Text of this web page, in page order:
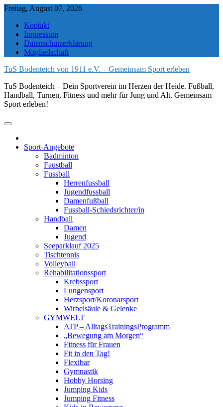
Skip
content
Freitag, August 07, 2026
Kontakt
Impressum
Datenschutzerklärung
Mitgliedschaft
TuS Bodenteich von 1911 e.V. – Gemeinsam Sport erleben
TuS Bodenteich – Dein Sportverein im Herzen der Heide. Fußball,
Handball, Turnen, Fitness und mehr für Jung und Alt. Gemeinsam
Sport erleben!
Sport-Angebote
Badminton
Faustball
Fussball
Herrenfussball
Jugendfussball
Damenfußball
Fussball-Schiedsrichter/in
Handball
Damen
Jugend
Seeparklauf 2025
Tischtennis
Volleyball
Rehabilitationssport
Krebssport
Lungensport
Herzsport/Koronarsport
Wirbelsäule & Gelenke
GYMWELT
ATP – AlltagsTrainingsProgramm
„Bewegung am Morgen“
Fitness für Frauen
Fit in den Tag!
Flexibar
Gymnastik
Hobby Horsing
Jumping Kids
Jumping Fitness